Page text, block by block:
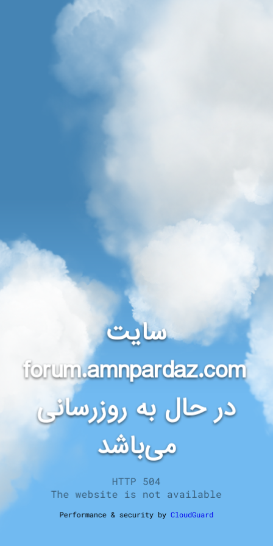
سایت
forum.amnpardaz.com
در حال به روزرسانی
می‌باشد
HTTP 504
The website is not available
Performance & security byCloudGuard